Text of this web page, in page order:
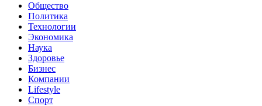
Общество
Политика
Технологии
Экономика
Наука
Здоровье
Бизнес
Компании
Lifestyle
Спорт